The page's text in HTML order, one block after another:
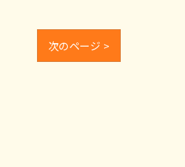
次のページ >